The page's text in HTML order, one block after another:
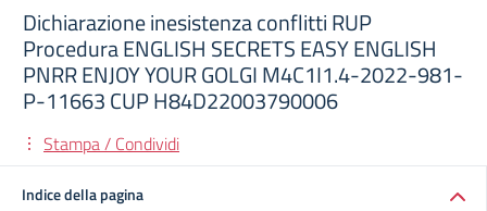
Dichiarazione inesistenza conflitti RUP
Procedura ENGLISH SECRETS EASY ENGLISH
PNRR ENJOY YOUR GOLGI M4C1I1.4-2022-981-
P-11663 CUP H84D22003790006
Stampa / Condividi
Indice della pagina